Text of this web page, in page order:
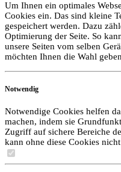
Um Ihnen ein optimales
Cookies ein. Das sind kleine
gespeichert werden. Dazu
Optimierung der Seite. So
unsere Seiten vom selben
möchten Ihnen die Wahl
Notwendig
Notwendige Cookies helfen
machen, indem sie
Zugriff auf sichere Bereiche
kann ohne diese Cookies